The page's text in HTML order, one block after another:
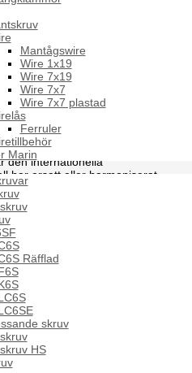
Mantågswire
Wire 1x19
Wire 7x19
Wire 7x7
Wire 7x7 plastad
Ferruler
Marin
Räfflad
skruv
HS
i alla lägen. Det handlar om
förstå vad standardbeteckningen
toleranser och
dessutom materialfrågan,
som om artikeln
- vad är
som under lång tid varit mycket
den internationella
har ersatt eller harmoniserat
båda systemen kvar parallellt
mutter, brickor, pinnskruv och
beteckning och en ISO-
eller nästan samma produkt,
I vissa fall är ISO-standarden
funktion. I andra fall finns
eller utförande. För den
detta vara hanterbart. För den
eller ersättningsdetaljer i
som en ren etikett. För
i stället en teknisk specifikation i